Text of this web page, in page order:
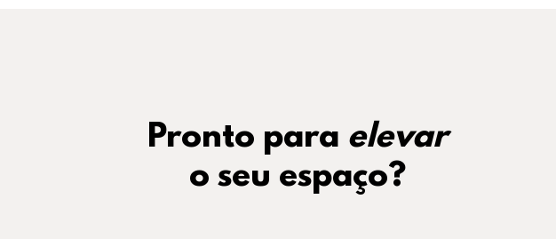
Pronto para elevar
o seu espaço?